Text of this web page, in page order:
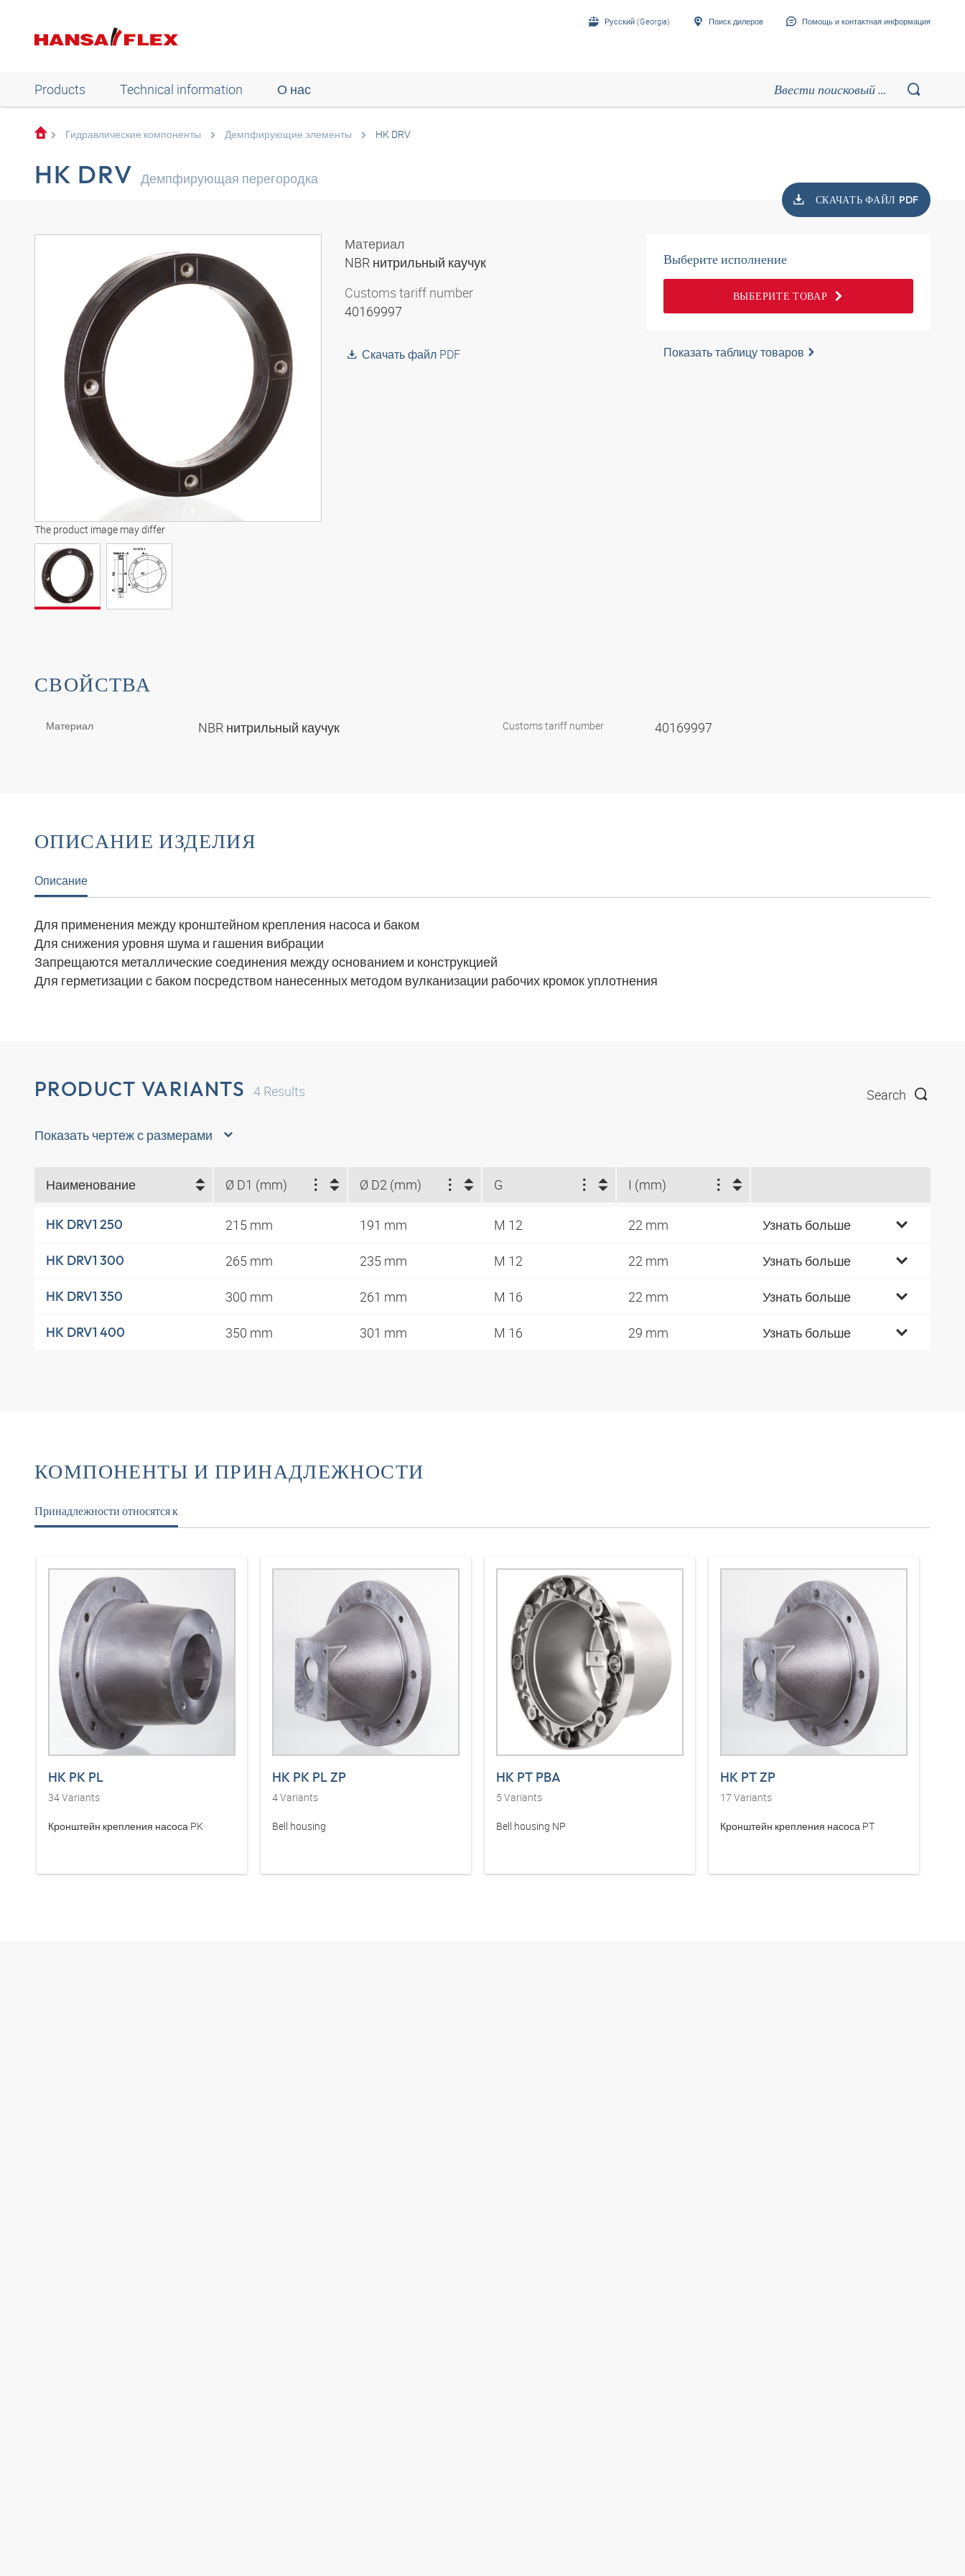
Русский (Georgia) Поиск дилеров Помощь и контактная информация
Products Technical information О нас
Гидравлические компоненты Демпфирующие элементы HK DRV
HK DRV Демпфирующая перегородка
СКАЧАТЬ ФАЙЛ PDF
The product image may differ
Материал
NBR нитрильный каучук
Customs tariff number
40169997
Скачать файл PDF
Выберите исполнение
ВЫБЕРИТЕ ТОВАР
Показать таблицу товаров
СВОЙСТВА
Материал NBR нитрильный каучук Customs tariff number 40169997
ОПИСАНИЕ ИЗДЕЛИЯ
Описание
Для применения между кронштейном крепления насоса и баком
Для снижения уровня шума и гашения вибрации
Запрещаются металлические соединения между основанием и конструкцией
Для герметизации с баком посредством нанесенных методом вулканизации рабочих кромок уплотнения
PRODUCT VARIANTS 4 Results Search
Показать чертеж с размерами
Наименование Ø D1 (mm) Ø D2 (mm) G I (mm)
HK DRV1 250 215 mm 191 mm M 12 22 mm Узнать больше
HK DRV1 300 265 mm 235 mm M 12 22 mm Узнать больше
HK DRV1 350 300 mm 261 mm M 16 22 mm Узнать больше
HK DRV1 400 350 mm 301 mm M 16 29 mm Узнать больше
КОМПОНЕНТЫ И ПРИНАДЛЕЖНОСТИ
Принадлежности относятся к
HK PK PL
34Variants
Кронштейн крепления насоса PK
HK PK PL ZP
4Variants
Bell housing
HK PT PBA
5 Variants
Bell housing NP
HK PT ZP
17 Variants
Кронштейн крепления насоса PT